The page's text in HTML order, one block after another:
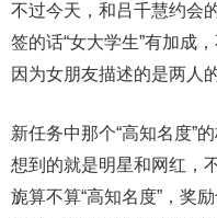
不过今天，和吕千慧约会
签的话“女大学生”有加成
因为女朋友描述的是两人
新任务中那个“高知名度”
想到的就是明星和网红，
旎算不算“高知名度”，奖